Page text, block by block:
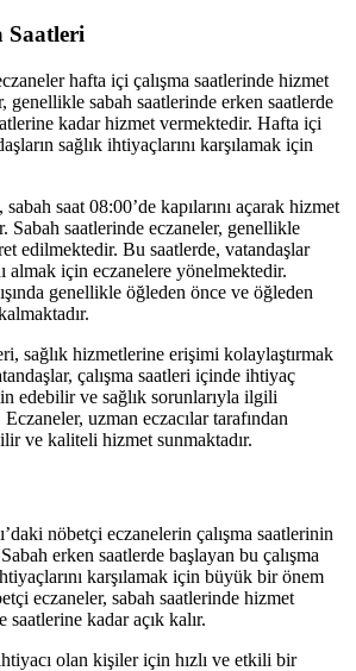
Saatleri
hafta içi çalışma saatlerinde hizmet
genellikle sabah saatlerinde erken saatlerde
kadar hizmet vermektedir. Hafta içi
sağlık ihtiyaçlarını karşılamak için
saat 08:00’de kapılarını açarak hizmet
Sabah saatlerinde eczaneler, genellikle
edilmektedir. Bu saatlerde, vatandaşlar
almak için eczanelere yönelmektedir.
genellikle öğleden önce ve öğleden
sağlık hizmetlerine erişimi kolaylaştırmak
çalışma saatleri içinde ihtiyaç
edebilir ve sağlık sorunlarıyla ilgili
uzman eczacılar tarafından
ve kaliteli hizmet sunmaktadır.
nöbetçi eczanelerin çalışma saatlerinin
erken saatlerde başlayan bu çalışma
karşılamak için büyük bir önem
eczaneler, sabah saatlerinde hizmet
saatlerine kadar açık kalır.
olan kişiler için hızlı ve etkili bir